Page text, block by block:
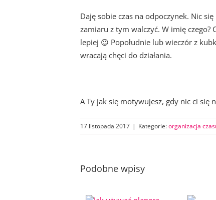
Daję sobie czas na odpoczynek. Nic
zamiaru z tym walczyć. W imię czego?
lepiej 😉 Popołudnie lub wieczór z
wracają chęci do działania.
A Ty jak się motywujesz, gdy nic ci się
17 listopada 2017 | Kategorie:organizacja
Podobne wpisy